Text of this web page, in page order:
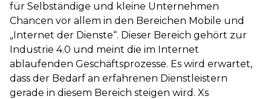
für Selbständige und kleine Unternehmen
Chancen vor allem in den Bereichen Mobile und
„Internet der Dienste“. Dieser Bereich gehört zur
Industrie 4.0 und meint die im Internet
ablaufenden Geschäftsprozesse. Es wird erwartet,
dass der Bedarf an erfahrenen Dienstleistern
gerade in diesem Bereich steigen wird. Xs